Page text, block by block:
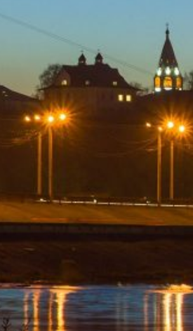
и окрестностей по временам года